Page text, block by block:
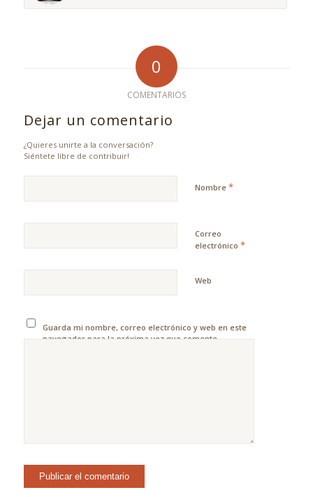
0
COMENTARIOS
Dejar un comentario
¿Quieres unirte a la conversación?
Siéntete libre de contribuir!
Nombre *
Correo
electrónico *
Web
Guarda mi nombre, correo electrónico y web en este
navegador para la próxima vez que comente.